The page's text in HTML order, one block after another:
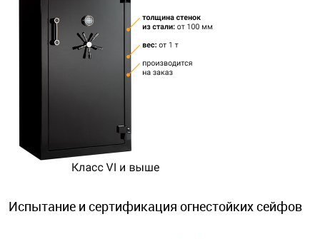
Испытание и сертификация огнестойких сейфов